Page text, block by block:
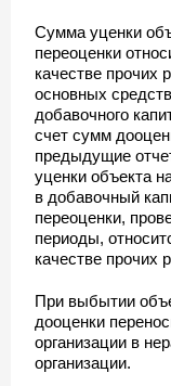
Сумма уценки
переоценки
качестве прочих
основных
добавочного
счет сумм
предыдущие
уценки объекта
в добавочный
переоценки,
периоды,
качестве прочих
При выбытии
дооценки
организации в
организации.